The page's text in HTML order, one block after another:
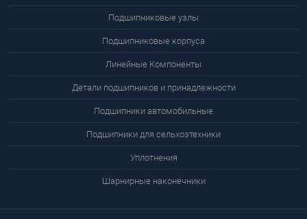
Подшипниковые узлы
Подшипниковые корпуса
Линейные Компоненты
Детали подшипников и принадлежности
Подшипники автомобильные
Подшипники для сельхозтехники
Уплотнения
Шарнирные наконечники